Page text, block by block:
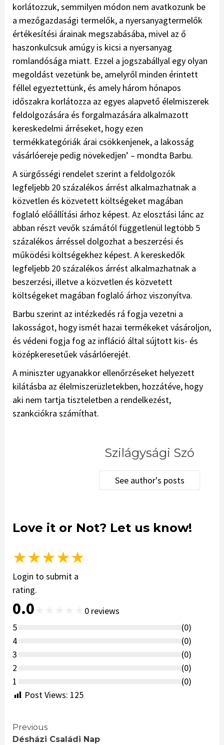
korlátozzuk, semmilyen módon nem avatkozunk be
a mezőgazdasági termelők, a nyersanyagtermelők
értékesítési árainak megszabásába, mivel az ő
haszonkulcsuk amúgy is kicsi a nyersanyag
romlandósága miatt. Ezzel a jogszabállyal egy olyan
megoldást vezetünk be, amelyről minden érintett
féllel egyeztettünk, és amely három hónapos
időszakra korlátozza az egyes alapvető élelmiszerek
feldolgozására és forgalmazására alkalmazott
kereskedelmi árréseket, hogy ezen
termékkategóriák árai csökkenjenek, a lakosság
vásárlóereje pedig növekedjen’ – mondta Barbu.
A sürgősségi rendelet szerint a feldolgozók
legfeljebb 20 százalékos árrést alkalmazhatnak a
közvetlen és közvetett költségeket magában
foglaló előállítási árhoz képest. Az elosztási lánc az
abban részt vevők számától függetlenül legtöbb 5
százalékos árréssel dolgozhat a beszerzési és
működési költségekhez képest. A kereskedők
legfeljebb 20 százalékos árrést alkalmazhatnak a
beszerzési, illetve a közvetlen és közvetett
költségeket magában foglaló árhoz viszonyítva.
Barbu szerint az intézkedés rá fogja vezetni a
lakosságot, hogy ismét hazai termékeket vásároljon,
és védeni fogja fog az infláció által sújtott kis- és
középkeresetűek vásárlóerejét.
A miniszter ugyanakkor ellenőrzéseket helyezett
kilátásba az élelmiszerüzletekben, hozzátéve, hogy
aki nem tartja tiszteletben a rendelkezést,
szankciókra számíthat.
Szilágysági Szó
See author's posts
Love it or Not? Let us know!
★★★★★
Login to submit a
rating.
0.0 0 reviews
5
(0)
4
(0)
3
(0)
2
(0)
1
(0)
Post Views: 125
Continue
Previous
Désházi Családi Nap